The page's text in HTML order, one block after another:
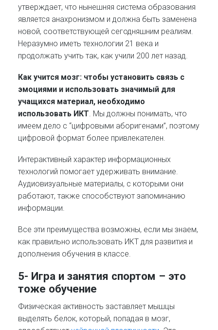
утверждает, что нынешняя система образования
является анахронизмом и должна быть заменена
новой, соответствующей сегодняшним реалиям.
Неразумно иметь технологии 21 века и
продолжать учить так, как учили 200 лет назад.
Как учится мозг: чтобы установить связь с
эмоциями и использовать значимый для
учащихся материал, необходимо
использовать ИКТ. Мы должны понимать, что
имеем дело с “цифровыми аборигенами”, поэтому
цифровой формат более привлекателен.
Интерактивный характер информационных
технологий помогает удерживать внимание.
Аудиовизуальные материалы, с которыми они
работают, также способствуют запоминанию
информации.
Все эти преимущества возможны, если мы знаем,
как правильно использовать ИКТ для развития и
дополнения обучения в классе.
5- Игра и занятия спортом – это
тоже обучение
Физическая активность заставляет мышцы
выделять белок, который, попадая в мозг,